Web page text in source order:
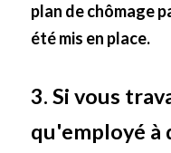
plan de chômage
été mis en place.
3. Si vous
qu'employé à